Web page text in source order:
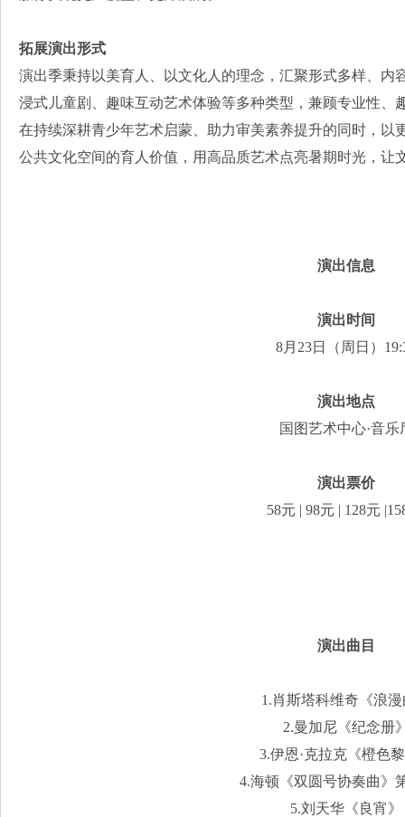
拓展演出形式
演出季秉持以美育人、以文化人的理念，汇聚形式多样、内
浸式儿童剧、趣味互动艺术体验等多种类型，兼顾专业性、
在持续深耕青少年艺术启蒙、助力审美素养提升的同时，以
公共文化空间的育人价值，用高品质艺术点亮暑期时光，让
演出信息
演出时间
8月23日（周日）
演出地点
国图艺术中心·音乐
演出票价
58元 | 98元 | 128元
演出曲目
1.肖斯塔科维奇《浪
2.曼加尼《纪念册
3.伊恩·克拉克《橙色
4.海顿《双圆号协奏曲》
5.刘天华《良宵》